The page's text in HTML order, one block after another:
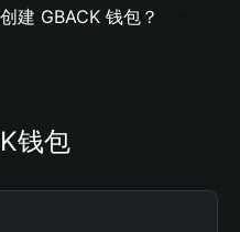
建 GBACK 钱包？
钱包